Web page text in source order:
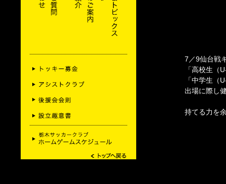
7／9仙台戦
「高校生（
「中学生（
出場に際し
持てる力を